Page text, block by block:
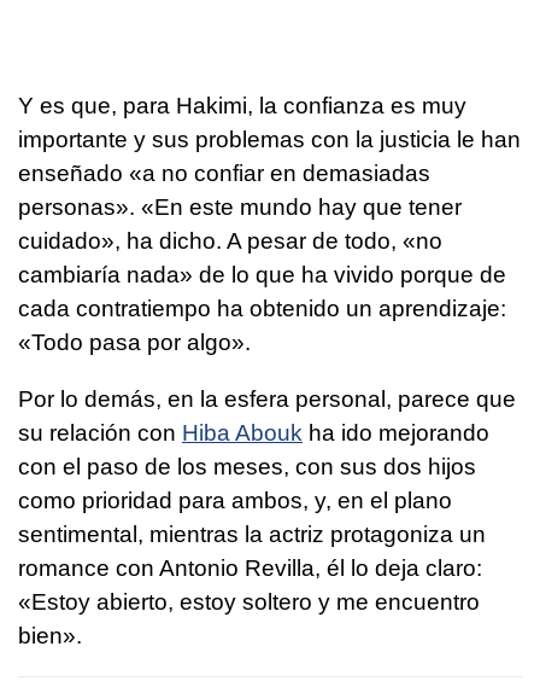
Y es que, para Hakimi, la confianza es muy
importante y sus problemas con la justicia le han
enseñado «a no confiar en demasiadas
personas». «En este mundo hay que tener
cuidado», ha dicho. A pesar de todo, «no
cambiaría nada» de lo que ha vivido porque de
cada contratiempo ha obtenido un aprendizaje:
«Todo pasa por algo».
Por lo demás, en la esfera personal, parece que
su relación con Hiba Abouk ha ido mejorando
con el paso de los meses, con sus dos hijos
como prioridad para ambos, y, en el plano
sentimental, mientras la actriz protagoniza un
romance con Antonio Revilla, él lo deja claro:
«Estoy abierto, estoy soltero y me encuentro
bien».